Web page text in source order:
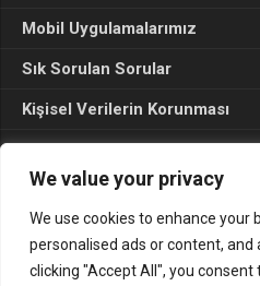
We value your privacy
We use cookies to enhance your
personalised ads or content,
clicking "Accept All", you consent
Mobil Uygulamalarımız
Sık Sorulan Sorular
Kişisel Verilerin Korunması
Seçim Sonuçları 2024
Gerçek Hayat © 2015.